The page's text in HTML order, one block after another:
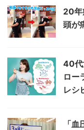
20年
頭が
40代
ロー
レシ
「